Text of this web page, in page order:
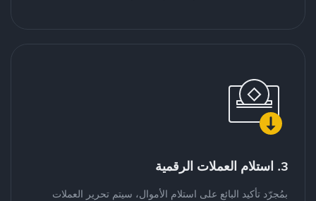
3. استلام العملات الرقمية
بمُجرّد تأكيد البائع على استلام الأموال، سيتم تحرير العملات